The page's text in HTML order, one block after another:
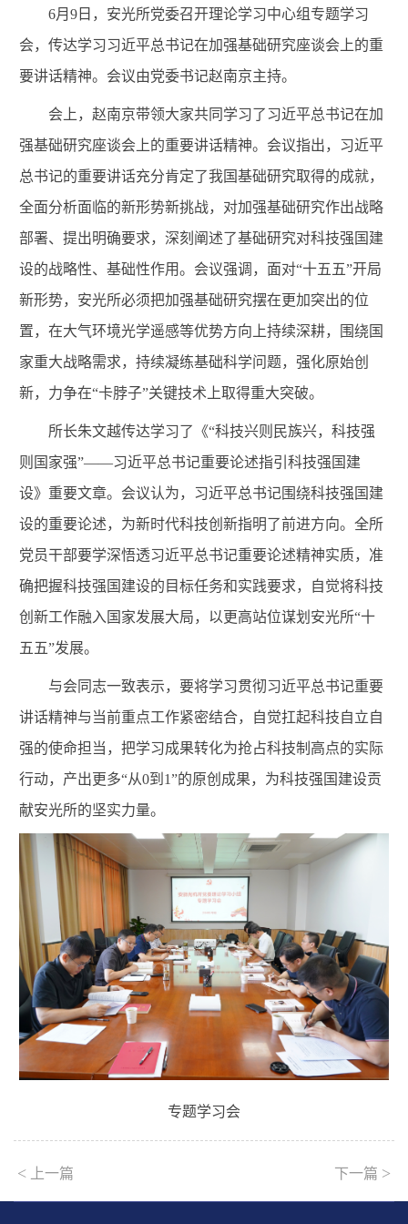
6月9日，安光所党委召开理论学习中心组专题学习
会，传达学习习近平总书记在加强基础研究座谈会上的重
要讲话精神。会议由党委书记赵南京主持。
会上，赵南京带领大家共同学习了习近平总书记在加
强基础研究座谈会上的重要讲话精神。会议指出，习近平
总书记的重要讲话充分肯定了我国基础研究取得的成就，
全面分析面临的新形势新挑战，对加强基础研究作出战略
部署、提出明确要求，深刻阐述了基础研究对科技强国建
设的战略性、基础性作用。会议强调，面对“十五五”开局
新形势，安光所必须把加强基础研究摆在更加突出的位
置，在大气环境光学遥感等优势方向上持续深耕，围绕国
家重大战略需求，持续凝练基础科学问题，强化原始创
新，力争在“卡脖子”关键技术上取得重大突破。
所长朱文越传达学习了《“科技兴则民族兴，科技强
则国家强”——习近平总书记重要论述指引科技强国建
设》重要文章。会议认为，习近平总书记围绕科技强国建
设的重要论述，为新时代科技创新指明了前进方向。全所
党员干部要学深悟透习近平总书记重要论述精神实质，准
确把握科技强国建设的目标任务和实践要求，自觉将科技
创新工作融入国家发展大局，以更高站位谋划安光所“十
五五”发展。
与会同志一致表示，要将学习贯彻习近平总书记重要
讲话精神与当前重点工作紧密结合，自觉扛起科技自立自
强的使命担当，把学习成果转化为抢占科技制高点的实际
行动，产出更多“从0到1”的原创成果，为科技强国建设贡
献安光所的坚实力量。
专题学习会
< 上一篇 下一篇 >